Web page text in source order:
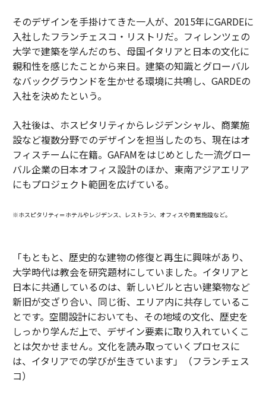
そのデザインを手掛けてきた一人が、2015年にGARDEに
入社したフランチェスコ・リストリだ。フィレンツェの
大学で建築を学んだのち、母国イタリアと日本の文化に
親和性を感じたことから来日。建築の知識とグローバル
なバックグラウンドを生かせる環境に共鳴し、GARDEの
入社を決めたという。
入社後は、ホスピタリティからレジデンシャル、商業施
設など複数分野でのデザインを担当したのち、現在はオ
フィスチームに在籍。GAFAMをはじめとした一流グロー
バル企業の日本オフィス設計のほか、東南アジアエリア
にもプロジェクト範囲を広げている。
※ホスピタリティ＝ホテルやレジデンス、レストラン、オフィスや商業施設など。
「もともと、歴史的な建物の修復と再生に興味があり、
大学時代は教会を研究題材にしていました。イタリアと
日本に共通しているのは、新しいビルと古い建築物など
新旧が交ざり合い、同じ街、エリア内に共存しているこ
とです。空間設計においても、その地域の文化、歴史を
しっかり学んだ上で、デザイン要素に取り入れていくこ
とは欠かせません。文化を読み取っていくプロセスに
は、イタリアでの学びが生きています」（フランチェス
コ）